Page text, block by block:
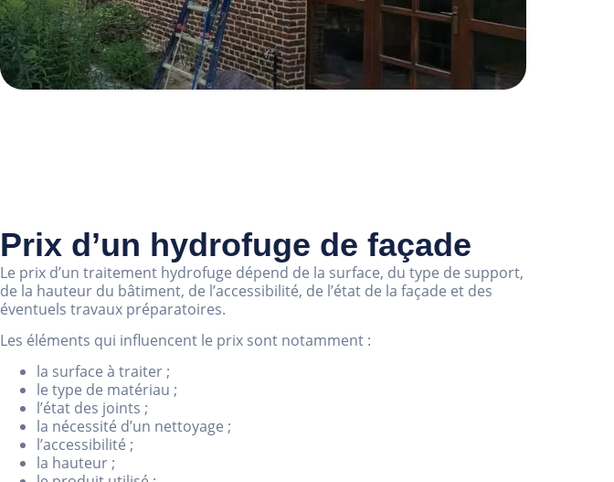
Prix d’un hydrofuge de façade
Le prix d’un traitement hydrofuge dépend de la surface, du type de support,
de la hauteur du bâtiment, de l’accessibilité, de l’état de la façade et des
éventuels travaux préparatoires.
Les éléments qui influencent le prix sont notamment :
la surface à traiter ;
le type de matériau ;
l’état des joints ;
la nécessité d’un nettoyage ;
l’accessibilité ;
la hauteur ;